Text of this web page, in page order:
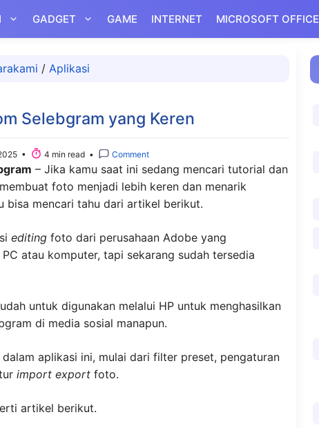
GADGET GAME INTERNET MICROSOFT OFFICE
/ Aplikasi
Selebgram yang Keren
• 4 min read • Comment
– Jika kamu saat ini sedang mencari tutorial dan
foto menjadi lebih keren dan menarik
bisa mencari tahu dari artikel berikut.
editing foto dari perusahaan Adobe yang
atau komputer, tapi sekarang sudah tersedia
untuk digunakan melalui HP untuk menghasilkan
di media sosial manapun.
aplikasi ini, mulai dari filter preset, pengaturan
import export foto.
artikel berikut.